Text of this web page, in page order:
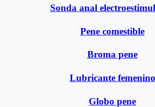
Sonda anal
Pene comestible
Broma pene
Lubricante femenino
Globo pene